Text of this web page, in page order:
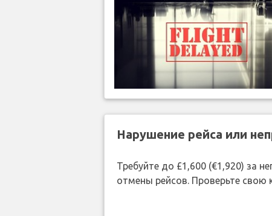
Нарушение рейса или
Требуйте до £1,600 (€1,920) за
отмены рейсов. Проверьте свою